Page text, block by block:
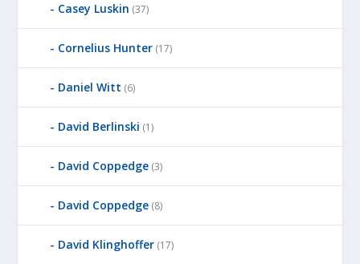
Casey Luskin (37)
Cornelius Hunter (17)
Daniel Witt (6)
David Berlinski (1)
David Coppedge (3)
David Coppedge (8)
David Klinghoffer (17)